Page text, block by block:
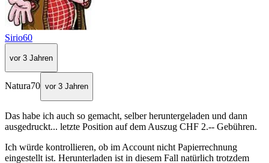
Sirio60
vor 3 Jahren
Natura70 vor 3 Jahren
Das habe ich auch so gemacht, selber heruntergeladen und dann
ausgedruckt... letzte Position auf dem Auszug CHF 2.-- Gebühren.
Ich würde kontrollieren, ob im Account nicht Papierrechnung
eingestellt ist. Herunterladen ist in diesem Fall natürlich trotzdem